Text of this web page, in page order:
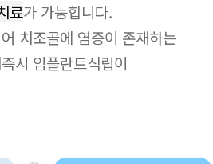
료가 가능합니다.
치조골에 염증이 존재하는
시 임플란트식립이